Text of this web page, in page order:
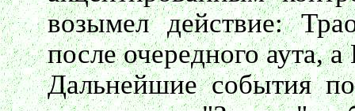
возымел действие:
после очередного аута,
Дальнейшие события